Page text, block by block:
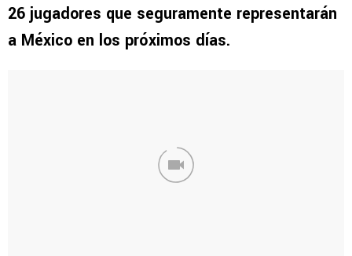
26 jugadores que seguramente representarán
a México en los próximos días.